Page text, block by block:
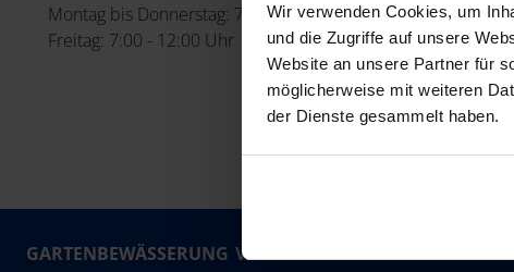
Wir verwenden Cookies, um
und die Zugriffe auf unsere
Website an unsere Partner für
möglicherweise mit weiteren
der Dienste gesammelt haben.
Montag bis Donnerstag: 7:00 - 16:30 Uhr
Freitag: 7:00 - 12:00 Uhr
GARTENBEWÄSSERUNG VON PIPELIFE AUSTRIA